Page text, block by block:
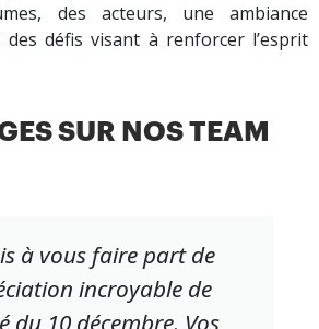
des acteurs, une ambiance
des défis visant à renforcer l’esprit
SUR NOS TEAM
à vous faire part de
incroyable de
du 10 décembre. Vos